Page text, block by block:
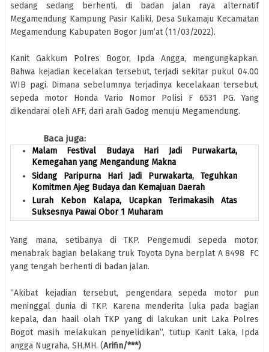
sedang sedang berhenti, di badan jalan raya alternatif
Megamendung Kampung Pasir Kaliki, Desa Sukamaju Kecamatan
Megamendung Kabupaten Bogor Jum’at (11/03/2022).
Kanit Gakkum Polres Bogor, Ipda Angga, mengungkapkan.
Bahwa kejadian kecelakan tersebut, terjadi sekitar pukul 04.00
WIB pagi. Dimana sebelumnya terjadinya kecelakaan tersebut,
sepeda motor Honda Vario Nomor Polisi F 6531 PG. Yang
dikendarai oleh AFF, dari arah Gadog menuju Megamendung.
Baca juga:
Malam Festival Budaya Hari Jadi Purwakarta,
Kemegahan yang Mengandung Makna
Sidang Paripurna Hari Jadi Purwakarta, Teguhkan
Komitmen Ajeg Budaya dan Kemajuan Daerah
Lurah Kebon Kalapa, Ucapkan Terimakasih Atas
Suksesnya Pawai Obor 1 Muharam
Yang mana, setibanya di TKP. Pengemudi sepeda motor,
menabrak bagian belakang truk Toyota Dyna berplat A 8498 FC
yang tengah berhenti di badan jalan.
“Akibat kejadian tersebut, pengendara sepeda motor pun
meninggal dunia di TKP. Karena menderita luka pada bagian
kepala, dan haail olah TKP yang di lakukan unit Laka Polres
Bogot masih melakukan penyelidikan”, tutup Kanit Laka, Ipda
angga Nugraha, SH,MH. (Arifin/***)